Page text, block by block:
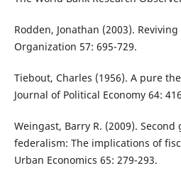
Rodden, Jonathan (2003).
Organization 57: 695-729.
Tiebout, Charles (1956). A pure
Journal of Political Economy 64:
Weingast, Barry R. (2009).
federalism: The implications of
Urban Economics 65: 279-293.